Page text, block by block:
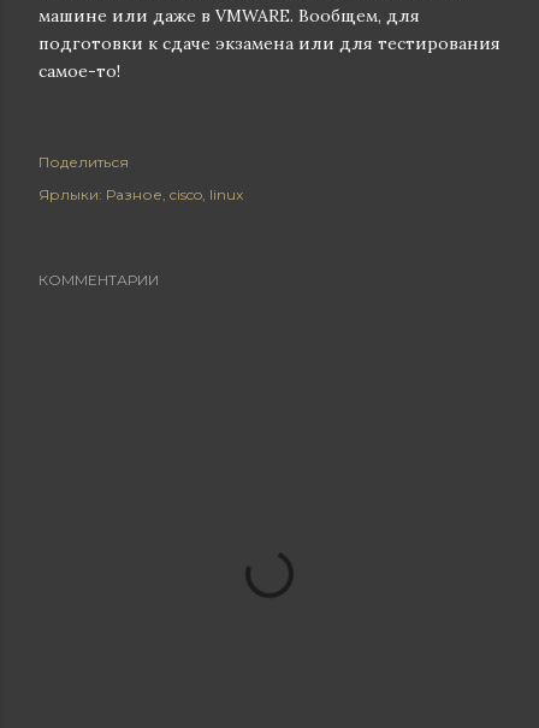
машине или даже в VMWARE. Вообщем, для
подготовки к сдаче экзамена или для тестирования
самое-то!
Поделиться
Ярлыки: Разное cisco linux
КОММЕНТАРИИ